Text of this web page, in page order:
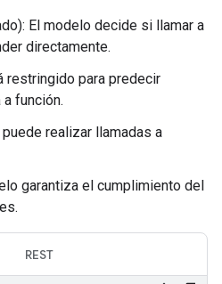
El modelo decide si llamar a
directamente.
restringido para predecir
función.
realizar llamadas a
garantiza el cumplimiento del
REST